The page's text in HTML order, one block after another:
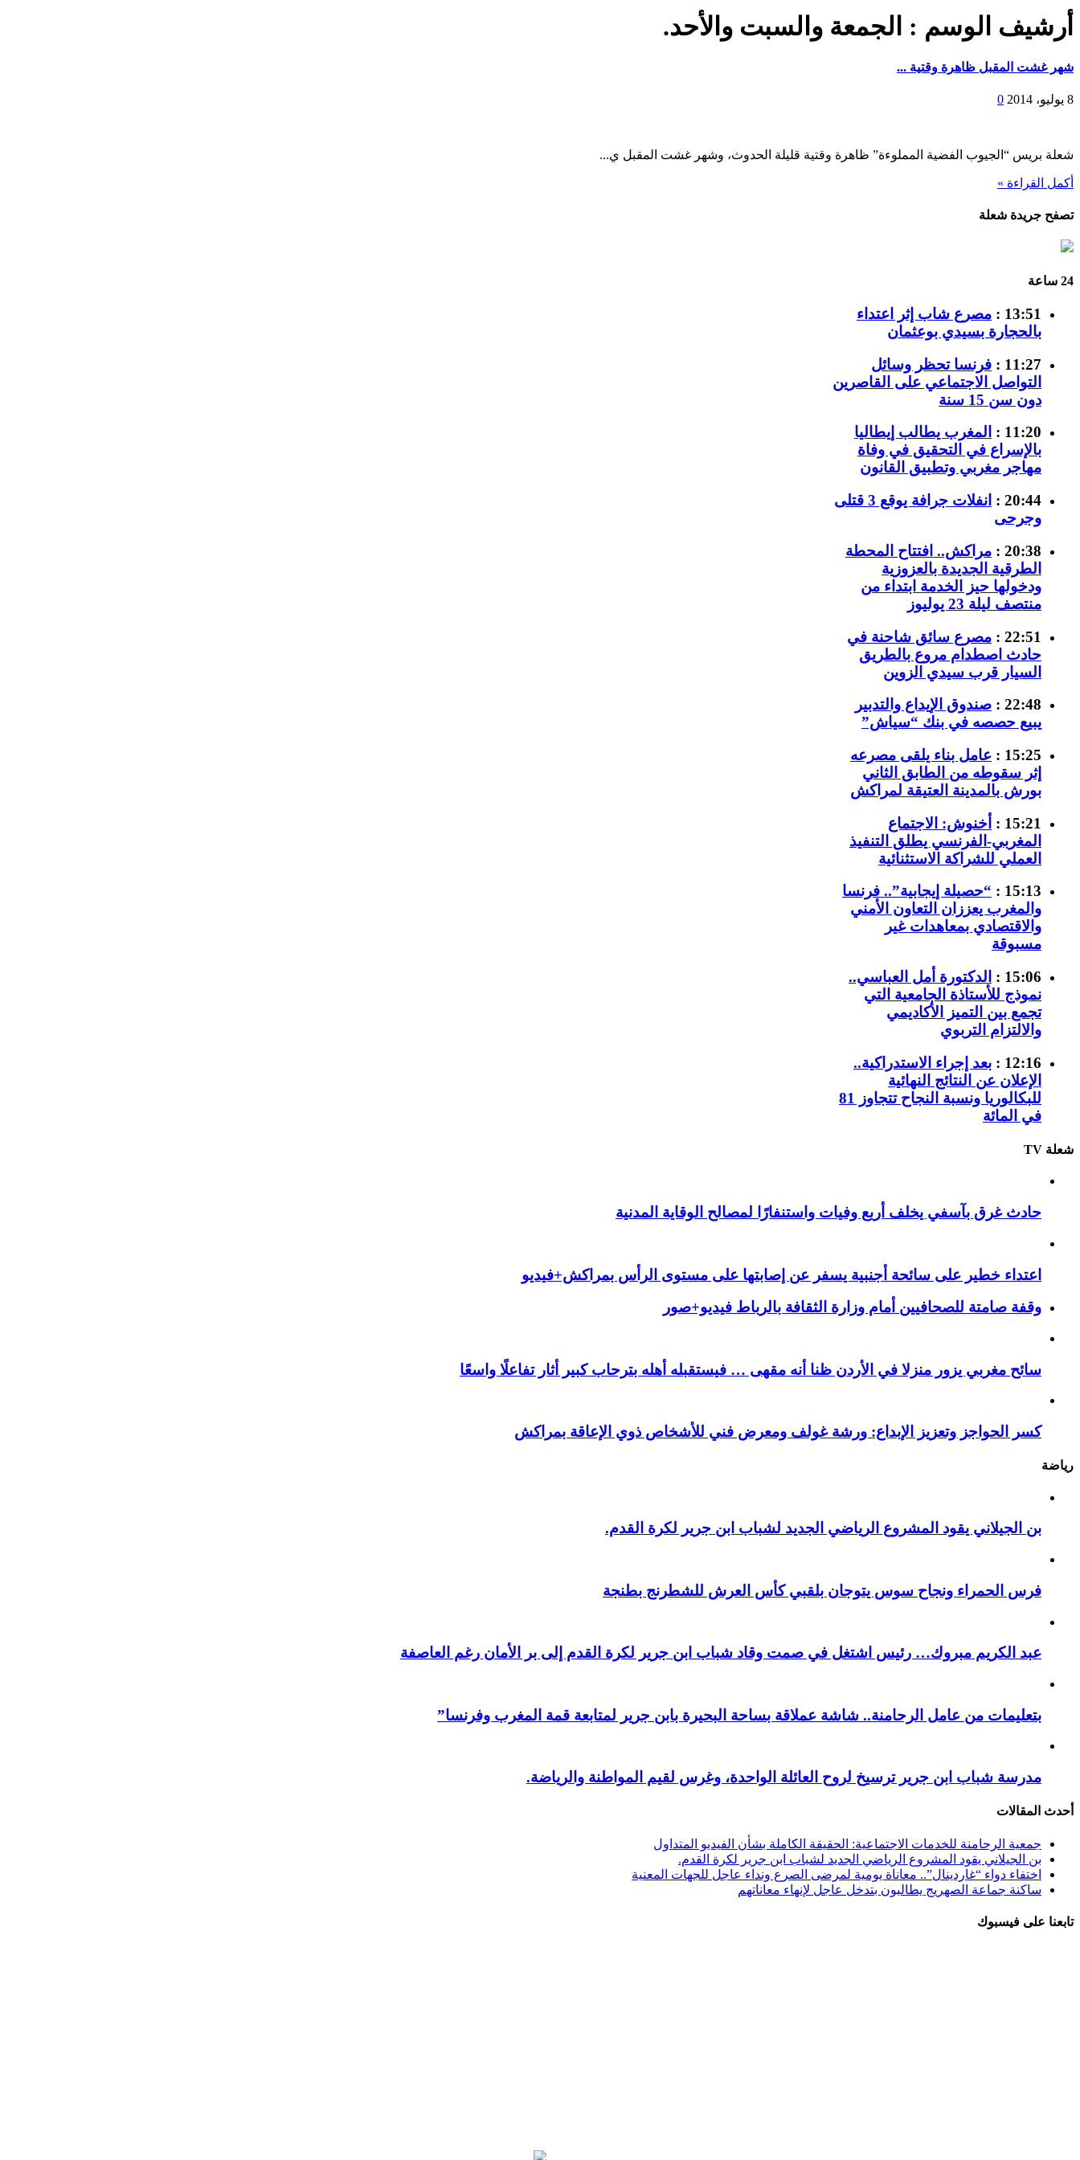
أرشيف الوسم : الجمعة والسبت والأحد.
شهر غشت المقبل ظاهرة وقتية ...
8 يوليو، 2014 0
شعلة بريس “الجيوب الفضية المملوءة” ظاهرة وقتية قليلة الحدوث، وشهر غشت المقبل ي...
أكمل القراءة »
تصفح جريدة شعلة
24 ساعة
13:51 :
مصرع شاب إثر اعتداء
بالحجارة بسيدي بوعثمان
11:27 :
فرنسا تحظر وسائل
التواصل الاجتماعي على القاصرين
دون سن 15 سنة
11:20 :
المغرب يطالب إيطاليا
بالإسراع في التحقيق في وفاة
مهاجر مغربي وتطبيق القانون
20:44 :
انفلات جرافة يوقع 3 قتلى
وجرحى
20:38 :
مراكش.. افتتاح المحطة
الطرقية الجديدة بالعزوزية
ودخولها حيز الخدمة ابتداء من
منتصف ليلة 23 يوليوز
22:51 :
مصرع سائق شاحنة في
حادث اصطدام مروع بالطريق
السيار قرب سيدي الزوين
22:48 :
صندوق الإيداع والتدبير
يبيع حصصه في بنك “سياش”
15:25 :
عامل بناء يلقى مصرعه
إثر سقوطه من الطابق الثاني
بورش بالمدينة العتيقة لمراكش
15:21 :
أخنوش: الاجتماع
المغربي-الفرنسي يطلق التنفيذ
العملي للشراكة الاستثنائية
15:13 :
“حصيلة إيجابية”.. فرنسا
والمغرب يعززان التعاون الأمني
والاقتصادي بمعاهدات غير
مسبوقة
15:06 :
الدكتورة أمل العباسي..
نموذج للأستاذة الجامعية التي
تجمع بين التميز الأكاديمي
والالتزام التربوي
12:16 :
بعد إجراء الاستدراكية..
الإعلان عن النتائج النهائية
للبكالوريا ونسبة النجاح تتجاوز 81
في المائة
شعلة TV
حادث غرق بآسفي يخلف أربع وفيات واستنفارًا لمصالح الوقاية المدنية
اعتداء خطير على سائحة أجنبية يسفر عن إصابتها على مستوى الرأس بمراكش+فيديو
وقفة صامتة للصحافيين أمام وزارة الثقافة بالرباط فيديو+صور
سائح مغربي يزور منزلا في الأردن ظنا أنه مقهى … فيستقبله أهله بترحاب كبير أثار تفاعلًا واسعًا
كسر الحواجز وتعزيز الإبداع: ورشة غولف ومعرض فني للأشخاص ذوي الإعاقة بمراكش
رياضة
بن الجيلاني يقود المشروع الرياضي الجديد لشباب ابن جرير لكرة القدم.
فرس الحمراء ونجاح سوس يتوجان بلقبي كأس العرش للشطرنج بطنجة
عبد الكريم مبروك… رئيس اشتغل في صمت وقاد شباب ابن جرير لكرة القدم إلى بر الأمان رغم العاصفة
بتعليمات من عامل الرحامنة.. شاشة عملاقة بساحة البحيرة بابن جرير لمتابعة قمة المغرب وفرنسا”
​مدرسة شباب ابن جرير ترسيخ لروح العائلة الواحدة، وغرس لقيم المواطنة والرياضة.
أحدث المقالات
جمعية الرحامنة للخدمات الاجتماعية: الحقيقة الكاملة بشأن الفيديو المتداول
بن الجيلاني يقود المشروع الرياضي الجديد لشباب ابن جرير لكرة القدم.
اختفاء دواء “غاردينال”.. معاناة يومية لمرضى الصرع ونداء عاجل للجهات المعنية
ساكنة جماعة الصهريج يطالبون بتدخل عاجل لإنهاء معاناتهم
تابعنا على فيسبوك